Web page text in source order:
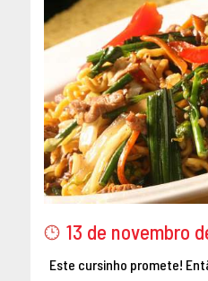
13 de novembro
Este cursinho promete!